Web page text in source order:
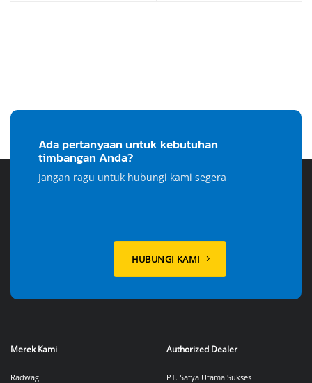
Ada pertanyaan untuk kebutuhan
timbangan Anda?
Jangan ragu untuk hubungi kami segera
HUBUNGI KAMI
Merek Kami
Radwag
Authorized Dealer
PT. Satya Utama Sukses